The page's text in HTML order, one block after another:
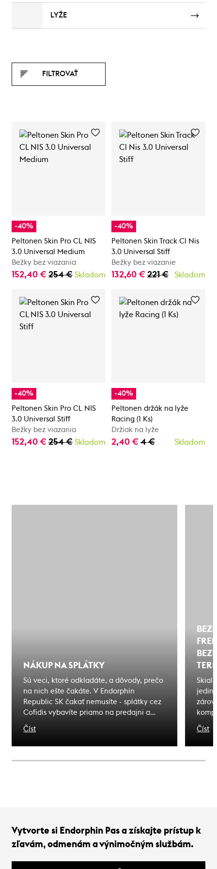
LYŽE
FILTROVAŤ
-40%
Peltonen Skin Pro CL NIS
3.0 Universal Medium
Bežky bez viazania
152,40 € 254 € Skladom
-40%
Peltonen Skin Track Cl Nis
3.0 Universal Stiff
Bežky bez viazanie
132,60 € 221 € Skladom
-40%
Peltonen Skin Pro CL NIS
3.0 Universal Stiff
Bežky bez viazania
152,40 € 254 € Skladom
-40%
Peltonen držák na lyže
Racing (1 Ks)
Držiak na lyže
2,40 € 4 € Skladom
NÁKUP NA SPLÁTKY
Sú veci, ktoré odkladáte, a dôvody, prečo
na nich ešte čakáte. V Endorphin
Republic SK čakať nemusíte - splátky cez
Cofidis vybavíte priamo na predajni a
odídete s tým, čo ste si vybrali. Zážitky, na
ktoré čakáte sú bližšie, ako si myslíte.
Číst Číst
Vytvorte si Endorphin Pas a získajte prístup k
zľavám, odmenám a výnimočným službám.